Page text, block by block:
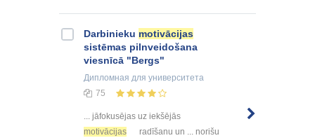
Darbinieku motivācijas
sistēmas pilnveidošana
viesnīcā "Bergs"
Дипломная для университета
75
... jāfokusējas uz iekšējās
motivācijas
radīšanu un ... norišu